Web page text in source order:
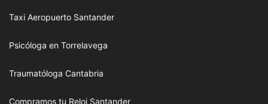
Taxi Aeropuerto Santander
Psicóloga en Torrelavega
Traumatóloga Cantabria
Compramos tu Reloj Santander